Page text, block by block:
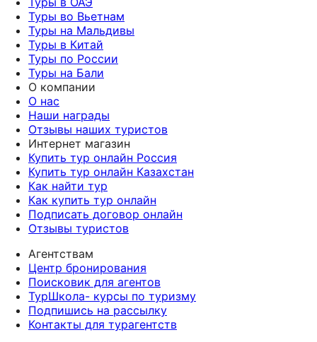
Туры во Вьетнам
Туры на Мальдивы
Туры в Китай
Туры по России
Туры на Бали
О компании
О нас
Наши награды
Отзывы наших туристов
Интернет магазин
Купить тур онлайн Россия
Купить тур онлайн Казахстан
Как найти тур
Как купить тур онлайн
Подписать договор онлайн
Отзывы туристов
Агентствам
Центр бронирования
Поисковик для агентов
ТурШкола- курсы по туризму
Подпишись на рассылку
Контакты для турагентств